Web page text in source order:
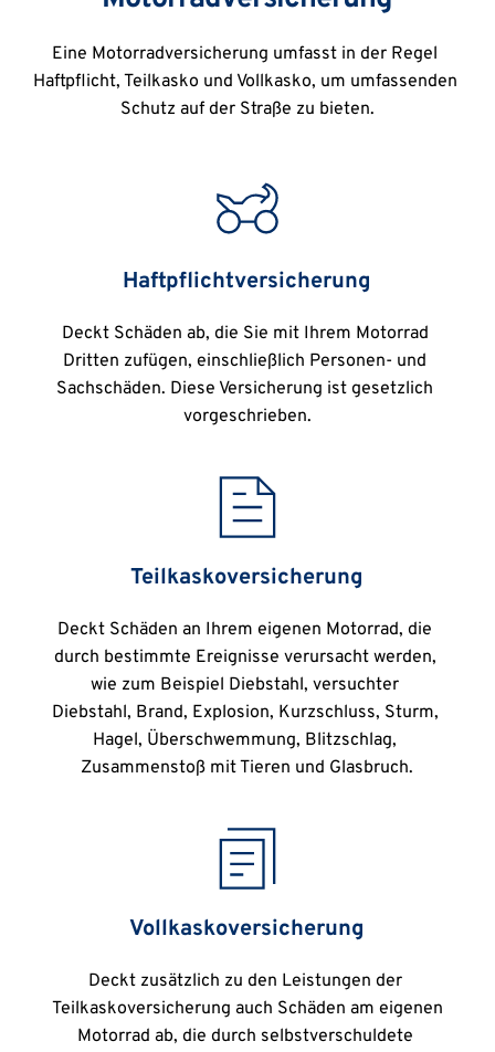
Eine Motorradversicherung umfasst in der Regel
Haftpflicht, Teilkasko und Vollkasko, um umfassenden
Schutz auf der Straße zu bieten.
Haftpflichtversicherung
Deckt Schäden ab, die Sie mit Ihrem Motorrad
Dritten zufügen, einschließlich Personen- und
Sachschäden. Diese Versicherung ist gesetzlich
vorgeschrieben.
Teilkaskoversicherung
Deckt Schäden an Ihrem eigenen Motorrad, die
durch bestimmte Ereignisse verursacht werden,
wie zum Beispiel Diebstahl, versuchter
Diebstahl, Brand, Explosion, Kurzschluss, Sturm,
Hagel, Überschwemmung, Blitzschlag,
Zusammenstoß mit Tieren und Glasbruch.
Vollkaskoversicherung
Deckt zusätzlich zu den Leistungen der
Teilkaskoversicherung auch Schäden am eigenen
Motorrad ab, die durch selbstverschuldete